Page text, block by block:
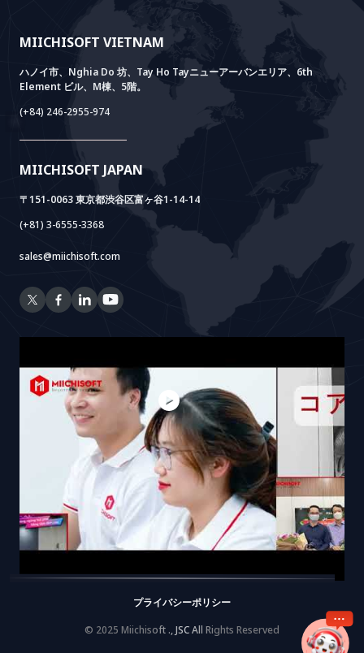
MIICHISOFT VIETNAM
ハノイ市、Nghia Do 坊、Tay Ho Tayニューアーバンエリア、6th
Element ビル、M棟、5階。
(+84) 246-2955-974
MIICHISOFT JAPAN
〒151-0063 東京都渋谷区富ヶ谷1-14-14
(+81) 3-6555-3368
sales@miichisoft.com
価値観
ニュース
FAQ
AI PoC開発
Core Lab
System Lab
Power Lab
Cloud Lab
AI+ SOLUTIONS
AI+ Products
Meet AI+
AI+ Package
RAG Package
VIETNAM BRIDGE
BOTモデル
法人設立支援
実績
お客様の声
© 2025 Miichisoft ., JSC All Rights Reserved
プライバシーポリシー